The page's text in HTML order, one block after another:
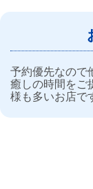
予約優先なので
癒しの時間をご
様も多いお店で